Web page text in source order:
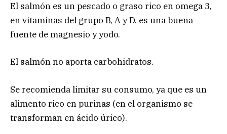
El salmón es un pescado o graso rico en omega 3,
en vitaminas del grupo B, A y D. es una buena
fuente de magnesio y yodo.
El salmón no aporta carbohidratos.
Se recomienda limitar su consumo, ya que es un
alimento rico en purinas (en el organismo se
transforman en ácido úrico).